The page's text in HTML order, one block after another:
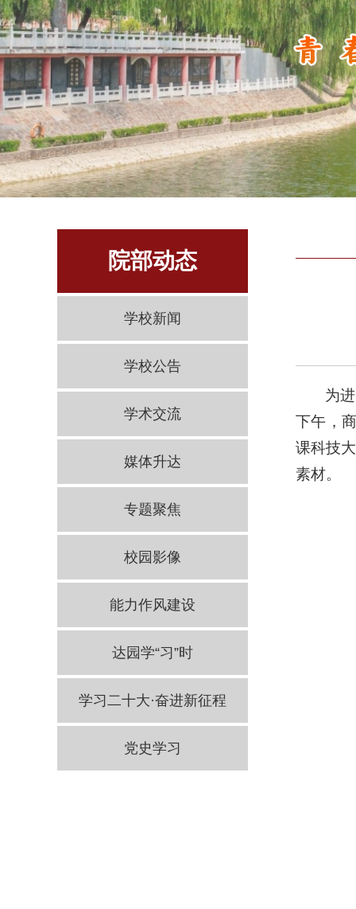
院部动态
学校新闻
学校公告
学术交流
媒体升达
专题聚焦
校园影像
能力作风建设
达园学“习”时
学习二十大·奋进新征程
党史学习
为
下午，
课科技
素材。